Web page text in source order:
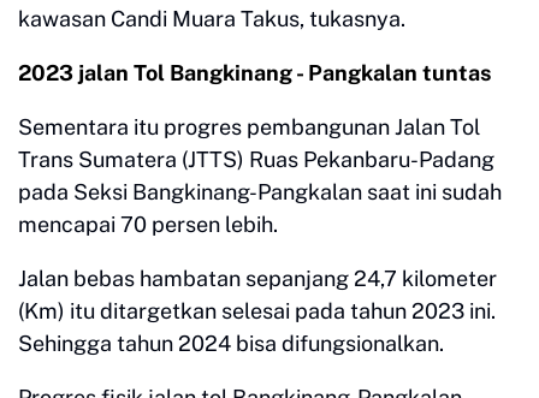
kawasan Candi Muara Takus, tukasnya.
2023 jalan Tol Bangkinang - Pangkalan tuntas
Sementara itu progres pembangunan Jalan Tol
Trans Sumatera (JTTS) Ruas Pekanbaru-Padang
pada Seksi Bangkinang-Pangkalan saat ini sudah
mencapai 70 persen lebih.
Jalan bebas hambatan sepanjang 24,7 kilometer
(Km) itu ditargetkan selesai pada tahun 2023 ini.
Sehingga tahun 2024 bisa difungsionalkan.